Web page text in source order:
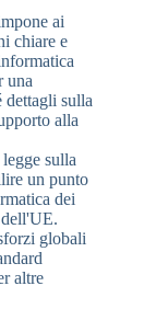
ai
chiare e
una
sulla
alla
sulla
un punto
dei
globali
altre